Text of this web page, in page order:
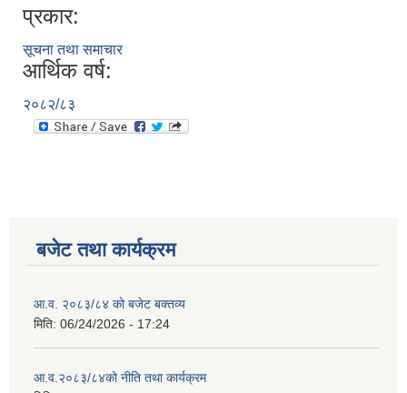
प्रकार:
सूचना तथा समाचार
आर्थिक वर्ष:
२०८२/८३
बजेट तथा कार्यक्रम
आ.व. २०८३/८४ को बजेट बक्तव्य
मिति: 06/24/2026 - 17:24
आ.व.२०८३/८४को नीति तथा कार्यक्रम